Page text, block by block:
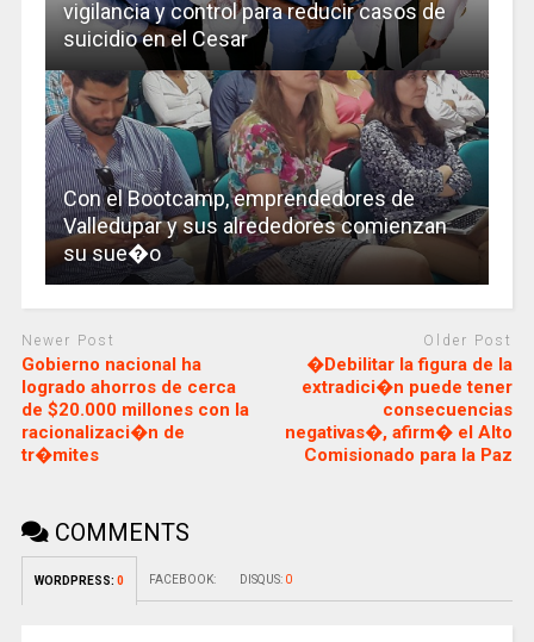
vigilancia y control para reducir casos de
suicidio en el Cesar
Con el Bootcamp, emprendedores de
Valledupar y sus alrededores comienzan
su sue�o
Newer Post
Gobierno nacional ha
logrado ahorros de cerca
de $20.000 millones con la
racionalizaci�n de
tr�mites
Older Post
�Debilitar la figura de la
extradici�n puede tener
consecuencias
negativas�, afirm� el Alto
Comisionado para la Paz
COMMENTS
WORDPRESS: 0 FACEBOOK: DISQUS: 0